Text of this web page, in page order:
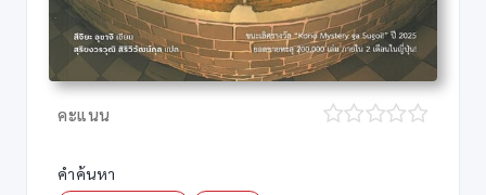
คะแนน
คำค้นหา